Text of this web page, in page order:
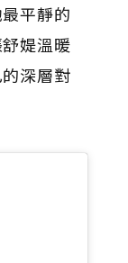
平靜的
媞溫暖
深層對